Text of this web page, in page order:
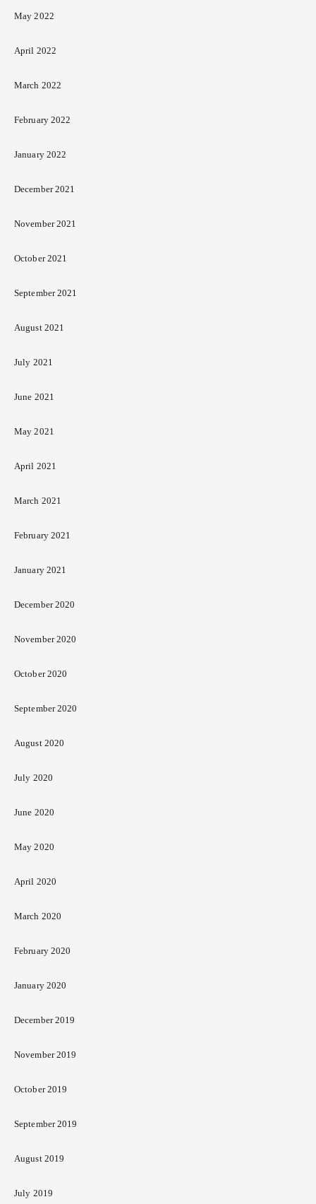
May 2022
April 2022
March 2022
February 2022
January 2022
December 2021
November 2021
October 2021
September 2021
August 2021
July 2021
June 2021
May 2021
April 2021
March 2021
February 2021
January 2021
December 2020
November 2020
October 2020
September 2020
August 2020
July 2020
June 2020
May 2020
April 2020
March 2020
February 2020
January 2020
December 2019
November 2019
October 2019
September 2019
August 2019
July 2019